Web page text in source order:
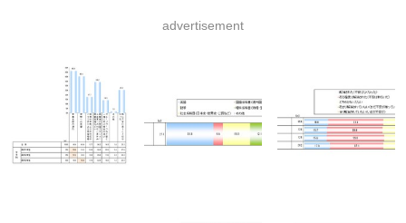
advertisement